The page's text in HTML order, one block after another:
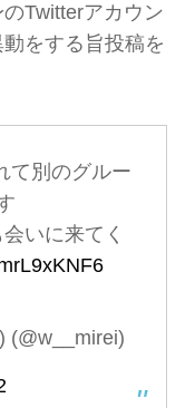
Twitterアカウン
をする旨投稿を
て別のグルー
いに来てく
(@w__mirei)